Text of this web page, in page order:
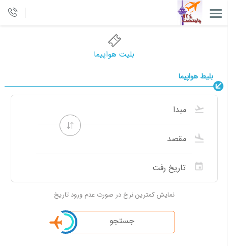
بلیت هواپیما
بلیط هواپیما
نمایش کمترین نرخ در صورت عدم ورود تاریخ
جستجو